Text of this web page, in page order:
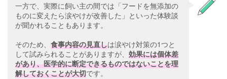
一方で、実際に飼い主の間では「フードを無添加の
ものに変えたら涙やけが改善した」といった体験談
が聞かれることもあります。
そのため、 食事内容の見直しは涙やけ対策の1つと
して試みられることがありますが、 効果には個体差
があり、医学的に断定できるものではないことを理
解しておくことが大切です。